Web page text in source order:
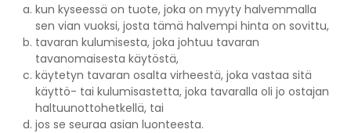
kun kyseessä on tuote, joka on myyty halvemmalla
sen vian vuoksi, josta tämä halvempi hinta on sovittu,
tavaran kulumisesta, joka johtuu tavaran
tavanomaisesta käytöstä,
käytetyn tavaran osalta virheestä, joka vastaa sitä
käyttö- tai kulumisastetta, joka tavaralla oli jo ostajan
haltuunottohetkellä, tai
jos se seuraa asian luonteesta.